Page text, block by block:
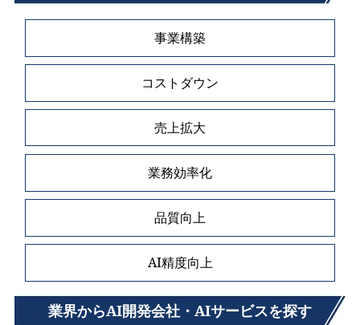
事業構築
コストダウン
売上拡大
業務効率化
品質向上
AI精度向上
業界からAI開発会社・AIサービスを探す